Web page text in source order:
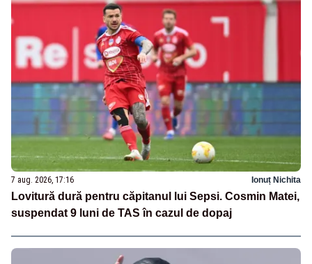
7 aug. 2026, 17:16 Ionuț Nichita
Lovitură dură pentru căpitanul lui Sepsi. Cosmin Matei,
suspendat 9 luni de TAS în cazul de dopaj